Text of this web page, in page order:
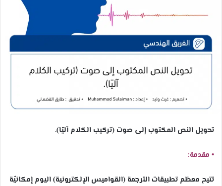
ت
و
ن
ي
ر
ن
ي
تحويل النص المكتوب إلى صوت (تركيب الكلام آليًا).
• مقدمة:
تتيح معظم تطبيقات الترجمة (القواميس الإلكترونية) اليوم إمكانيّة